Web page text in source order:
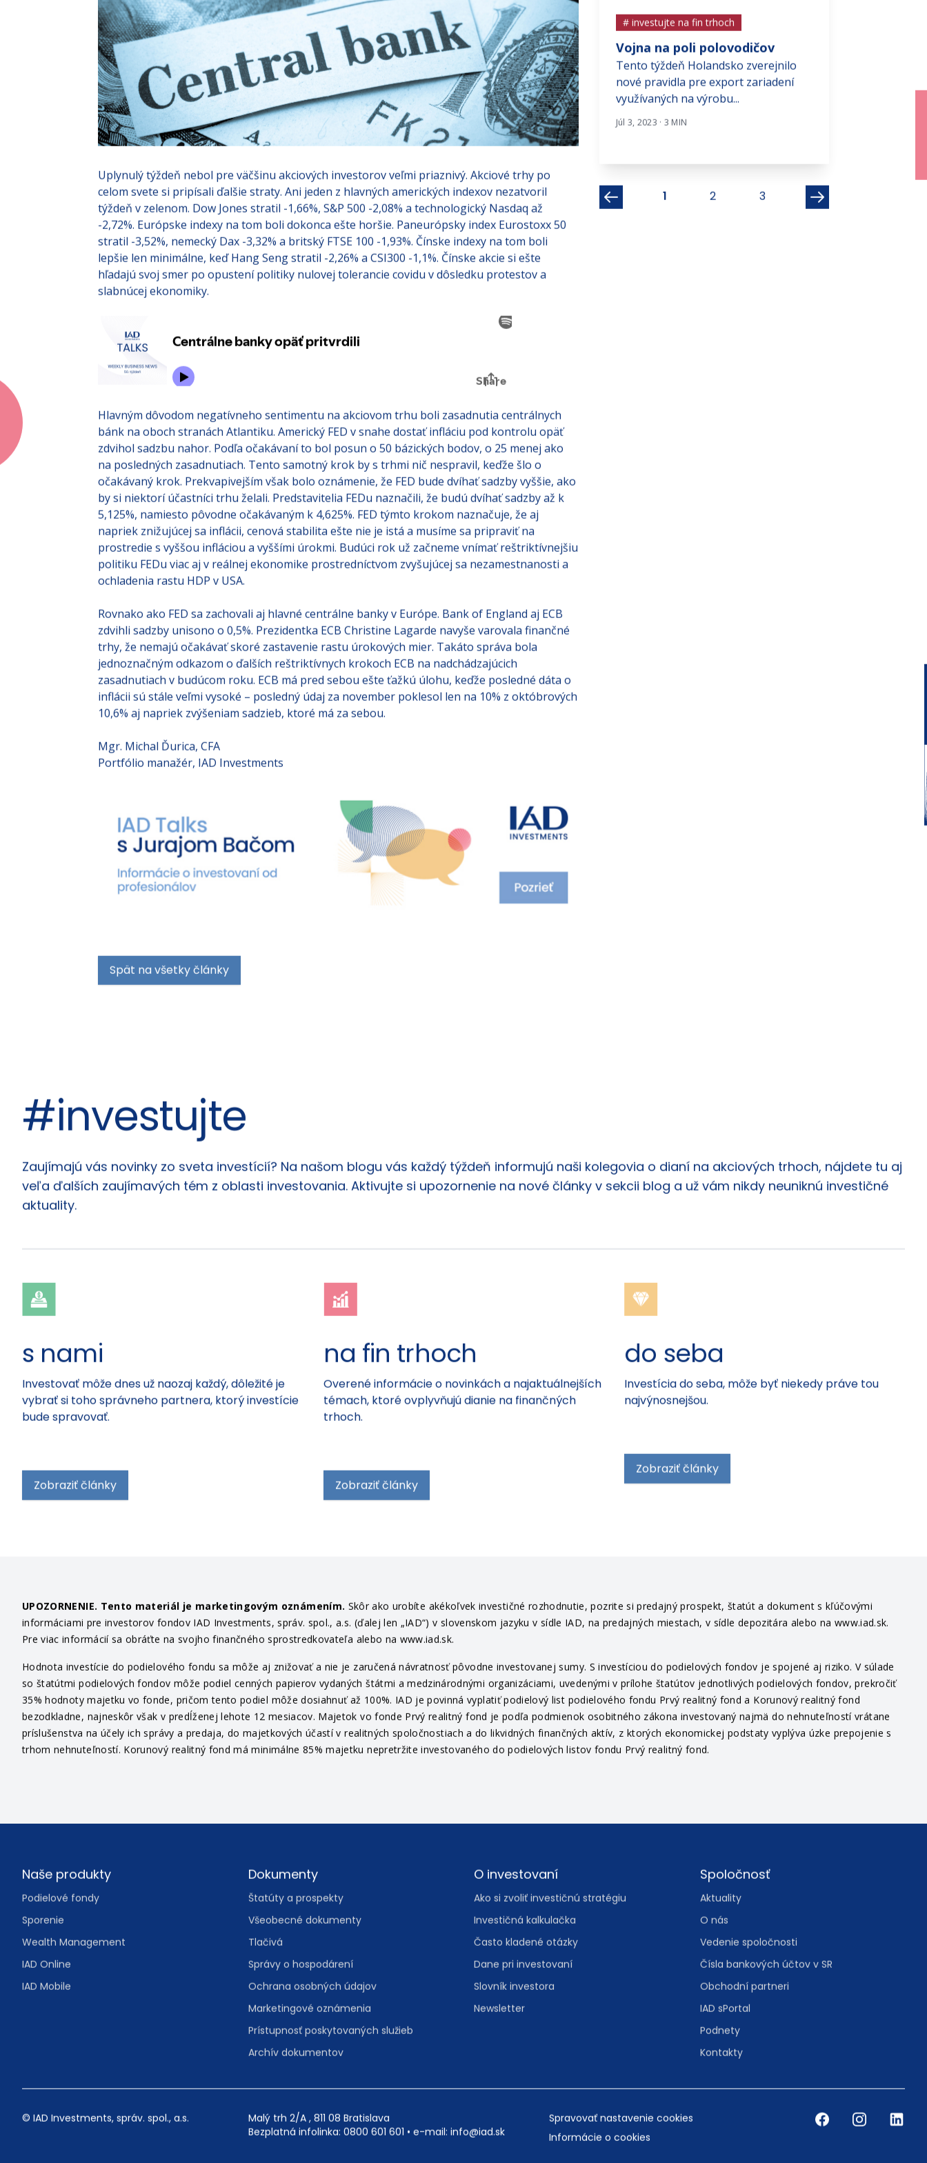
Uplynulý týždeň nebol pre väčšinu akciových investorov veľmi priaznivý. Akciové trhy po
celom svete si pripísali ďalšie straty. Ani jeden z hlavných amerických indexov nezatvoril
týždeň v zelenom. Dow Jones stratil -1,66%, S&P 500 -2,08% a technologický Nasdaq až
-2,72%. Európske indexy na tom boli dokonca ešte horšie. Paneurópsky index Eurostoxx 50
stratil -3,52%, nemecký Dax -3,32% a britský FTSE 100 -1,93%. Čínske indexy na tom boli
lepšie len minimálne, keď Hang Seng stratil -2,26% a CSI300 -1,1%. Čínske akcie si ešte
hľadajú svoj smer po opustení politiky nulovej tolerancie covidu v dôsledku protestov a
slabnúcej ekonomiky.
Hlavným dôvodom negatívneho sentimentu na akciovom trhu boli zasadnutia centrálnych
bánk na oboch stranách Atlantiku. Americký FED v snahe dostať infláciu pod kontrolu opäť
zdvihol sadzbu nahor. Podľa očakávaní to bol posun o 50 bázických bodov, o 25 menej ako
na posledných zasadnutiach. Tento samotný krok by s trhmi nič nespravil, keďže šlo o
očakávaný krok. Prekvapivejším však bolo oznámenie, že FED bude dvíhať sadzby vyššie, ako
by si niektorí účastníci trhu želali. Predstavitelia FEDu naznačili, že budú dvíhať sadzby až k
5,125%, namiesto pôvodne očakávaným k 4,625%. FED týmto krokom naznačuje, že aj
napriek znižujúcej sa inflácii, cenová stabilita ešte nie je istá a musíme sa pripraviť na
prostredie s vyššou infláciou a vyššími úrokmi. Budúci rok už začneme vnímať reštriktívnejšiu
ochladenia rastu HDP v USA.
Rovnako ako FED sa zachovali aj hlavné centrálne banky v Európe. Bank of England aj ECB
zdvihli sadzby unisono o 0,5%. Prezidentka ECB Christine Lagarde navyše varovala finančné
trhy, že nemajú očakávať skoré zastavenie rastu úrokových mier. Takáto správa bola
jednoznačným odkazom o ďalších reštriktívnych krokoch ECB na nadchádzajúcich
zasadnutiach v budúcom roku. ECB má pred sebou ešte ťažkú úlohu, keďže posledné dáta o
inflácii sú stále veľmi vysoké – posledný údaj za november poklesol len na 10% z októbrových
10,6% aj napriek zvýšeniam sadzieb, ktoré má za sebou.
# investujte na fin trhoch
Čakajú LVMH náročnejšie časy?
Roky po pandémii luxusný sektor
fungoval ako jeden z
najpresvedčivejších príbehov
Feb 2, 2026 · 5 MIN
# investujte na fin trhoch
Vojna na poli polovodičov
Tento týždeň Holandsko zverejnilo
nové pravidla pre export zariadení
Júl 3, 2023 · 3 MIN
Úrokové
Nov 6, 2023 · 2 MIN
#investujte
Články
Zaujímajú vás novinky zo sveta investícií? Na našom blogu vás každý týždeň informujú naši kolegovia o dianí na akciových trhoch, nájdete tu aj
aktuality.
s nami
Investovať môže dnes už naozaj každý, dôležité je
na fin trhoch
Overené informácie o novinkách a najaktuálnejších
do seba
UPOZORNENIE. Tento materiál je marketingovým oznámením.Skôr ako urobíte akékoľvek investičné rozhodnutie, pozrite si predajný prospekt, štatút a dokument s kľúčovými
informáciami pre investorov fondov IAD Investments, správ. spol., a.s. (ďalej len „IAD“) v slovenskom jazyku v sídle IAD, na predajných miestach, v sídle depozitára alebo na www.iad.sk.
Pre viac informácií sa obráťte na svojho finančného sprostredkovateľa alebo na www.iad.sk.
Hodnota investície do podielového fondu sa môže aj znižovať a nie je zaručená návratnosť pôvodne investovanej sumy. S investíciou do podielových fondov je spojené aj riziko. V súlade
so štatútmi podielových fondov môže podiel cenných papierov vydaných štátmi a medzinárodnými organizáciami, uvedenými v prílohe štatútov jednotlivých podielových fondov, prekročiť
35% hodnoty majetku vo fonde, pričom tento podiel môže dosiahnuť až 100%. IAD je povinná vyplatiť podielový list podielového fondu Prvý realitný fond a Korunový realitný fond
bezodkladne, najneskôr však v predĺženej lehote 12 mesiacov. Majetok vo fonde Prvý realitný fond je podľa podmienok osobitného zákona investovaný najmä do nehnuteľností vrátane
Footer
Naše produkty
Podielové fondy
Sporenie
Wealth Management
Dokumenty
Štatúty a prospekty
Všeobecné dokumenty
Tlačivá
Správy o hospodárení
Ochrana osobných údajov
Marketingové oznámenia
Archív dokumentov
O investovaní
Ako si zvoliť investičnú stratégiu
Investičná kalkulačka
Často kladené otázky
Dane pri investovaní
Spoločnosť
Aktuality
O nás
Vedenie spoločnosti
Čísla bankových účtov v SR
Obchodní partneri
IAD sPortal
Kontakty